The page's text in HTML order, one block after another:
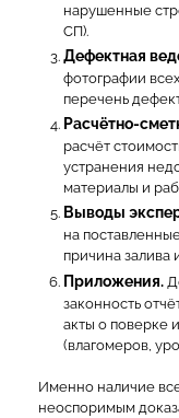
нарушенные
СП).
Дефектная
фотографии
перечень
Расчётно-
расчёт
устранения
материалы и
Выводы
на
причина залива
Приложения.
законность
акты о поверке
(влагомеров,
Именно наличие
неоспоримым